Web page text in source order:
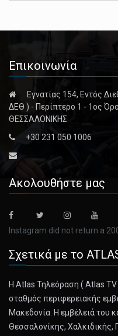
J.F.K., Blown Away,
[...]
March 19, 2025
Historians Take Wait-
Pod of Dolphins
The marine mammals
and capsule, welco [...]
March 19, 2025
Sean Duffy, the U.S.
long list of [...]
Επικοινωνία
Εγνατίας 154, Εντός
ΔΕΘ ) - Περίπτερο 1 - 1ος
ΘΕΣΣΑΛΟΝΙΚΗΣ
+30 231 050 1006
Ακολουθήστε μας
Instagram did not return a
Σχετικά με το
Η Atlas Τηλεόραση ( Atlas TV
σταθμός περιφερειακής
Μακεδονία. Η εμβέλειά του
Θεσσαλονίκης, Χαλκιδικής,